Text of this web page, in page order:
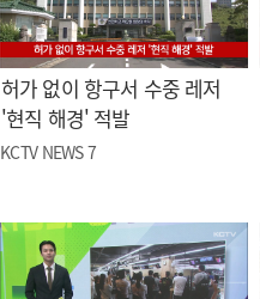
허가 없이 항구서 수중 레저
'현직 해경' 적발
KCTV NEWS 7